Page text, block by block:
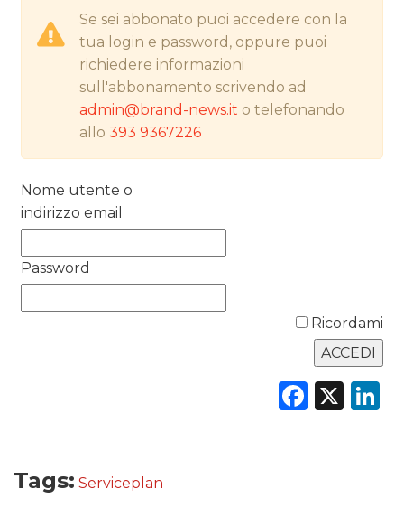
PREVISIONI/SCENARI
NORMATIVE
TREND
CASE HISTORY
Se sei abbonato puoi accedere con la
tua login e password, oppure puoi
richiedere informazioni
sull'abbonamento scrivendo ad
admin@brand-news.it o telefonando
allo393 9367226
Nome utente o
indirizzo email
Password
Ricordami
X
Tags: Serviceplan